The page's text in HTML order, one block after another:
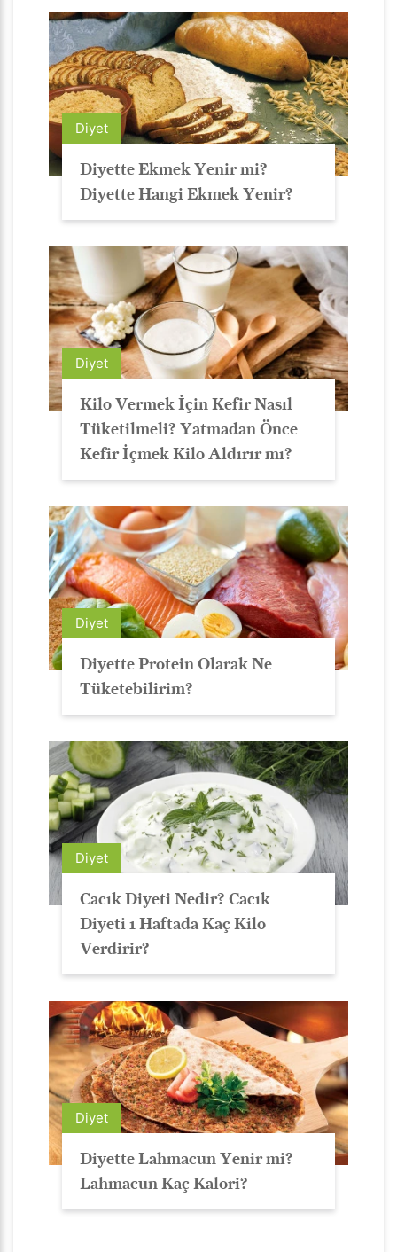
Diyet
Diyette Ekmek Yenir mi?
Diyette Hangi Ekmek Yenir?
Diyet
Kilo Vermek İçin Kefir Nasıl
Tüketilmeli? Yatmadan Önce
Kefir İçmek Kilo Aldırır mı?
Diyet
Diyette Protein Olarak Ne
Tüketebilirim?
Diyet
Cacık Diyeti Nedir? Cacık
Diyeti 1 Haftada Kaç Kilo
Verdirir?
Diyet
Diyette Lahmacun Yenir mi?
Lahmacun Kaç Kalori?